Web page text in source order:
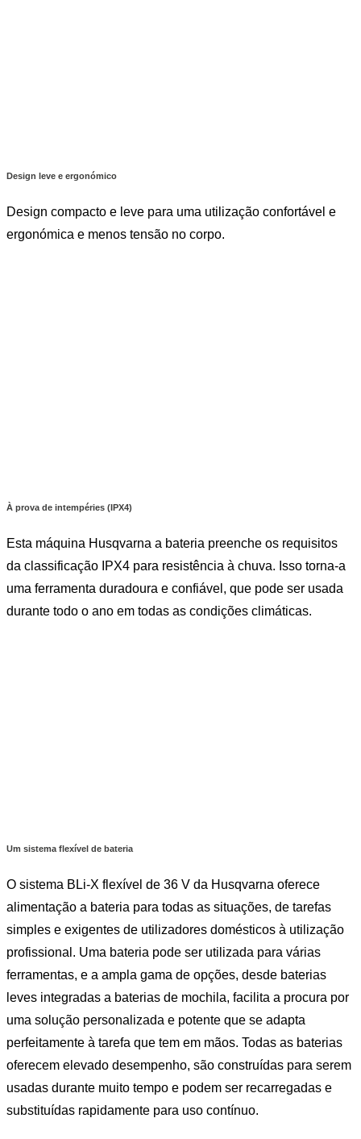
Design leve e ergonómico
Design compacto e leve para uma utilização confortável e
ergonómica e menos tensão no corpo.
À prova de intempéries (IPX4)
Esta máquina Husqvarna a bateria preenche os requisitos
da classificação IPX4 para resistência à chuva. Isso torna-a
uma ferramenta duradoura e confiável, que pode ser usada
durante todo o ano em todas as condições climáticas.
Um sistema flexível de bateria
O sistema BLi-X flexível de 36 V da Husqvarna oferece
alimentação a bateria para todas as situações, de tarefas
simples e exigentes de utilizadores domésticos à utilização
profissional. Uma bateria pode ser utilizada para várias
ferramentas, e a ampla gama de opções, desde baterias
leves integradas a baterias de mochila, facilita a procura por
uma solução personalizada e potente que se adapta
perfeitamente à tarefa que tem em mãos. Todas as baterias
oferecem elevado desempenho, são construídas para serem
usadas durante muito tempo e podem ser recarregadas e
substituídas rapidamente para uso contínuo.